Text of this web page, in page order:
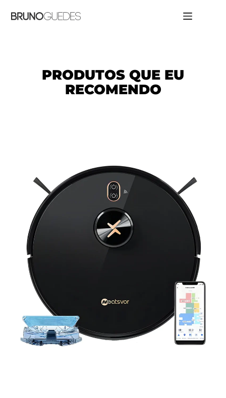
PRODUTOS QUE EU
RECOMENDO